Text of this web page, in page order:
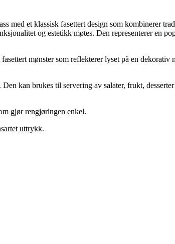
med et klassisk fasettert design som kombinerer
og estetikk møtes. Den representerer en
mønster som reflekterer lyset på en
kan brukes til servering av salater, frukt,
gjør rengjøringen enkel.
uttrykk.